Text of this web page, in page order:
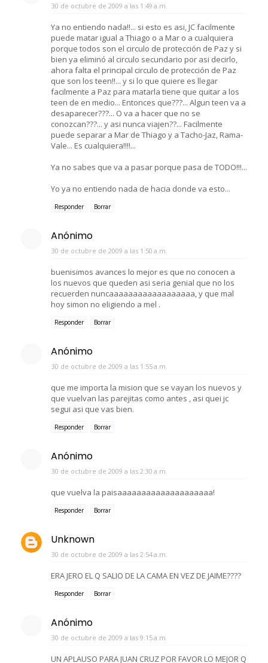
30 de octubre de 2009 a las 1:49 a.m.
Ya no entiendo nada!!... si esto es asi, JC facilmente
puede matar igual a Thiago o a Mar o a cualquiera
porque todos son el circulo de protección de Paz y si
bien ya eliminó al circulo secundario por asi decirlo,
ahora falta el principal circulo de protección de Paz
que son los teen!!... y si lo que quiere es llegar
facilmente a Paz para matarla tiene que quitar a los
teen de en medio... Entonces que???... Algun teen va a
desaparecer???... O va a hacer que no se
conozcan???... y asi nunca viajen??... Facilmente
puede separar a Mar de Thiago y a Tacho-Jaz, Rama-
Vale... Es cualquiera!!!!...
Ya no sabes que va a pasar porque pasa de TODO!!!...
Yo ya no entiendo nada de hacia donde va esto...
Responder Borrar
Anónimo
30 de octubre de 2009 a las 1:50 a.m.
buenisimos avances lo mejor es que no conocen a
los nuevos que queden asi seria genial que no los
recuerden nuncaaaaaaaaaaaaaaaaaa, y que mal
hoy simon no eligiendo a mel .
Responder Borrar
Anónimo
30 de octubre de 2009 a las 1:55 a.m.
que me importa la mision que se vayan los nuevos y
que vuelvan las parejitas como antes , asi quei jc
segui asi que vas bien.
Responder Borrar
Anónimo
30 de octubre de 2009 a las 2:30 a.m.
que vuelva la paisaaaaaaaaaaaaaaaaaaaa!
Responder Borrar
Unknown
30 de octubre de 2009 a las 2:54 a.m.
ERA JERO EL Q SALIO DE LA CAMA EN VEZ DE JAIME????
Responder Borrar
Anónimo
30 de octubre de 2009 a las 9:15 a.m.
UN APLAUSO PARA JUAN CRUZ POR FAVOR LO MEJOR Q